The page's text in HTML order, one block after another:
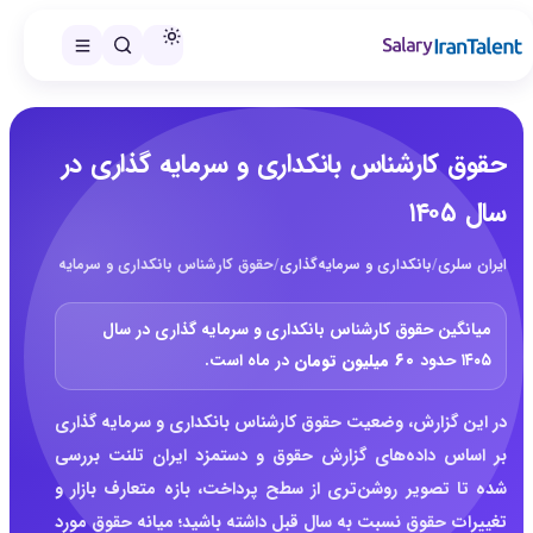
حقوق کارشناس بانکداری و سرمایه گذاری در
سال ۱۴۰۵
ایران سلری/بانکداری و سرمایه‌گذاری/حقوق کارشناس بانکداری و سرمایه گذاری در
میانگین حقوق کارشناس بانکداری و سرمایه گذاری در سال
۱۴۰۵ حدود
۶۰ میلیون تومان در ماه است.
در این گزارش، وضعیت حقوق کارشناس بانکداری و سرمایه گذاری
بر اساس داده‌های گزارش حقوق و دستمزد ایران تلنت بررسی
شده تا تصویر روشن‌تری از سطح پرداخت، بازه متعارف بازار و
تغییرات حقوق نسبت به سال قبل داشته باشید؛ میانه حقوق مورد